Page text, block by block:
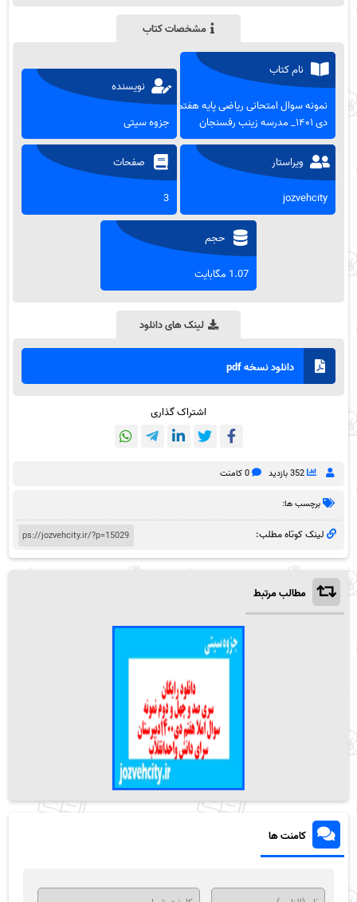
مشخصات کتاب
نام کتاب
نمونه سوال امتحانی ریاضی پایه هفتم
دی ۱۴۰۱_ مدرسه زینب رفسنجان
نویسنده
جزوه سیتی
ویراستار
jozvehcity
صفحات
3
حجم
1.07 مگابایت
لینک های دانلود
دانلود نسخه pdf
اشتراک گذاری
352 بازدید 0 کامنت
برچسب ها:
لینک کوتاه مطلب:
مطالب مرتبط
کامنت ها